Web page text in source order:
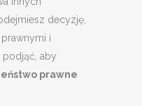
decyzję,
i
podjąć, aby
prawne